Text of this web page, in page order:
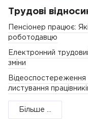
Трудові
Пенсіонер працює:
роботодавцю
Електронний
зміни
Відеоспостереження
листування
Більше ...